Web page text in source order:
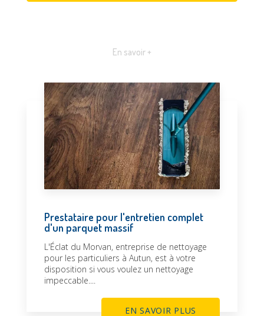
En savoir +
Prestataire pour l'entretien complet
d'un parquet massif
L'Éclat du Morvan, entreprise de nettoyage
pour les particuliers à Autun, est à votre
disposition si vous voulez un nettoyage
impeccable....
EN SAVOIR PLUS